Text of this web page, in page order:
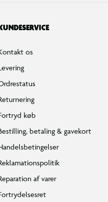
os
køb
betaling & gavekort
af varer